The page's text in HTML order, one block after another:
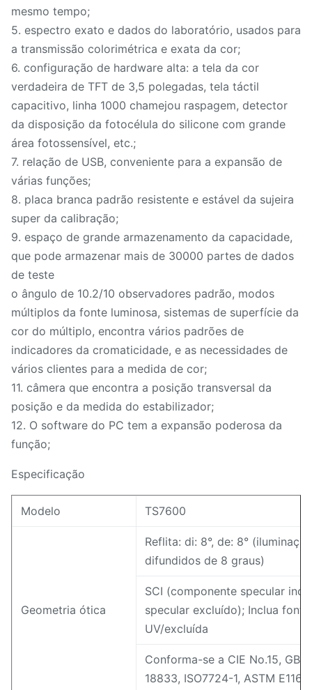
mesmo tempo;
5. espectro exato e dados do laboratório, usados para
a transmissão colorimétrica e exata da cor;
6. configuração de hardware alta: a tela da cor
verdadeira de TFT de 3,5 polegadas, tela táctil
capacitivo, linha 1000 chamejou raspagem, detector
da disposição da fotocélula do silicone com grande
área fotossensível, etc.;
7. relação de USB, conveniente para a expansão de
várias funções;
8. placa branca padrão resistente e estável da sujeira
super da calibração;
9. espaço de grande armazenamento da capacidade,
que pode armazenar mais de 30000 partes de dados
de teste
o ângulo de 10.2/10 observadores padrão, modos
múltiplos da fonte luminosa, sistemas de superfície da
cor do múltiplo, encontra vários padrões de
indicadores da cromaticidade, e as necessidades de
vários clientes para a medida de cor;
11. câmera que encontra a posição transversal da
posição e da medida do estabilizador;
12. O software do PC tem a expansão poderosa da
função;
Especificação
Modelo TS7600
Geometria ótica
Reflita: di: 8°, de: 8°
difundidos de 8 graus)
SCI (componente specular
specular excluído); Inclua
UV/excluída
Conforma-se a CIE No.15, GB/
18833, ISO7724-1, ASTM